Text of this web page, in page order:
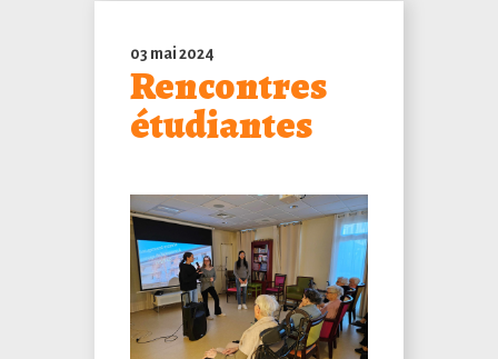
03 mai 2024
Rencontres
étudiantes